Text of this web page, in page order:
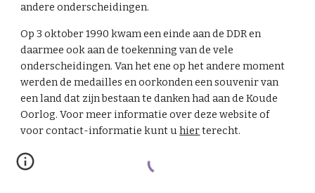
andere onderscheidingen.
Op 3 oktober 1990 kwam een einde aan de DDR en
daarmee ook aan de toekenning van de vele
onderscheidingen. Van het ene op het andere moment
werden de medailles en oorkonden een souvenir van
een land dat zijn bestaan te danken had aan de Koude
Oorlog. Voor meer informatie over deze website of
voor contact-informatie kunt uhierterecht.